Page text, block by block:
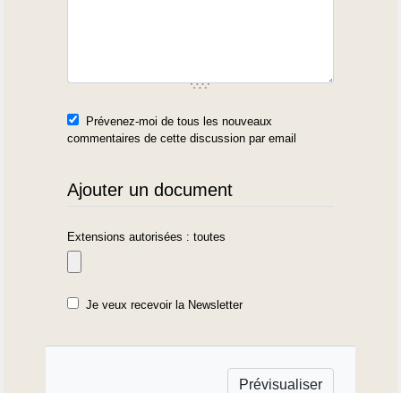
Prévenez-moi de tous les nouveaux
commentaires de cette discussion par email
Ajouter un document
Extensions autorisées : toutes
Je veux recevoir la Newsletter